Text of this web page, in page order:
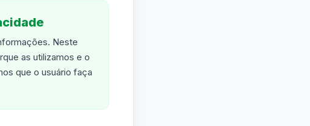
Neste
as utilizamos e o
que o usuário faça